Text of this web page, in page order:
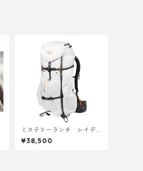
ミステリーランチ レイデ
ィックス47
¥38,500